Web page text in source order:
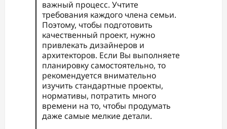
важный процесс. Учтите
требования каждого члена семьи.
Поэтому, чтобы подготовить
качественный проект, нужно
привлекать дизайнеров и
архитекторов. Если Вы выполняете
планировку самостоятельно, то
рекомендуется внимательно
изучить стандартные проекты,
нормативы, потратить много
времени на то, чтобы продумать
даже самые мелкие детали.